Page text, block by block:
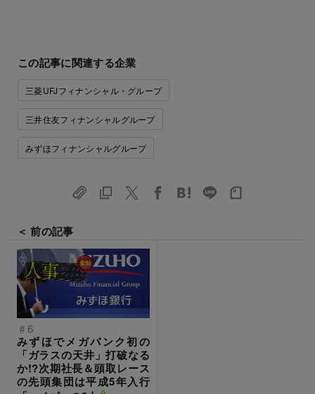
この記事に関連する企業
三菱UFJフィナンシャル・グループ
三井住友フィナンシャルグループ
みずほフィナンシャルグループ
＜ 前の記事
＃6
みずほでメガバンク初の
「ガラスの天井」打破なる
か!?次期社長＆頭取レース
の先頭集団は平成5年入行